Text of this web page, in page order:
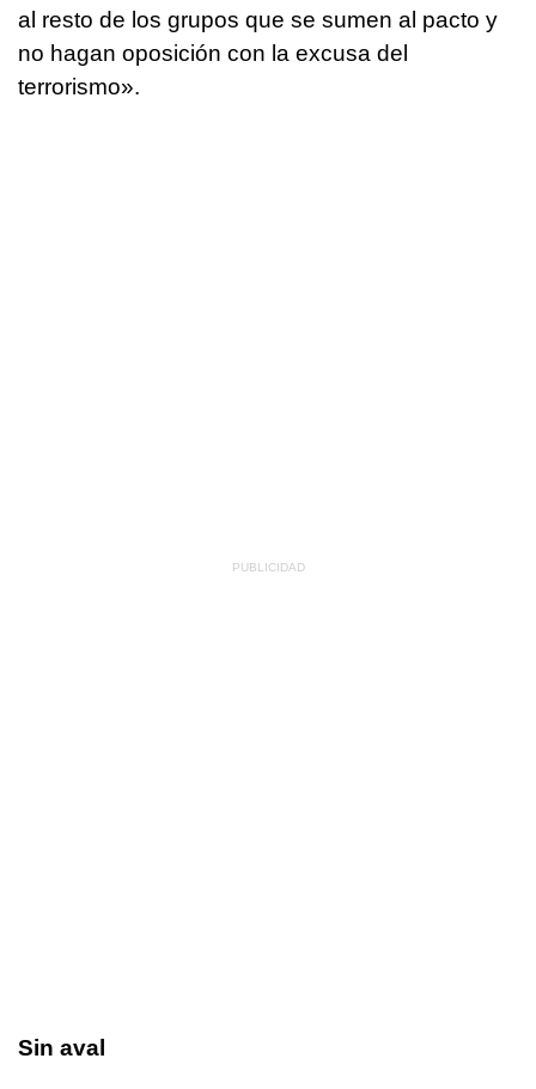
al resto de los grupos que se sumen al pacto y
no hagan oposición con la excusa del
terrorismo».
Sin aval